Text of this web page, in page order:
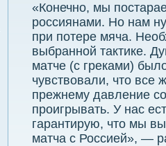
«Конечно, мы
россиянами. Но нам
при потере мяча.
выбранной тактике.
матче (с греками)
чувствовали, что все
прежнему давление
проигрывать. У нас
гарантирую, что мы
матча с Россией», —